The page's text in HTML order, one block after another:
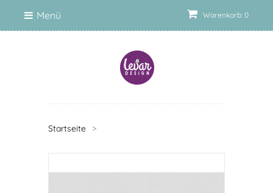
Warenkorb: 0
Menü
Startseite >